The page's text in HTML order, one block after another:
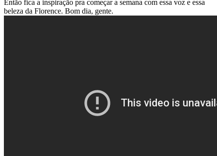
Então fica a inspiração pra começar a semana com essa voz e essa
beleza da Florence. Bom dia, gente.